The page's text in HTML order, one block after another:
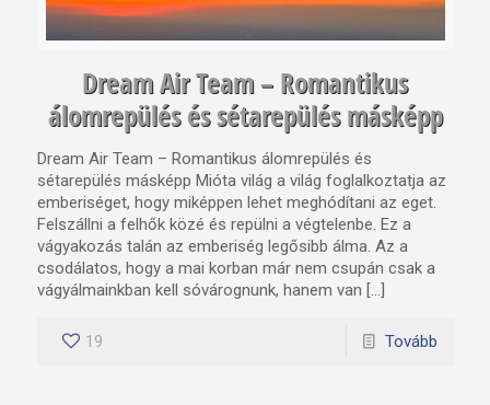
Dream Air Team – Romantikus
álomrepülés és sétarepülés másképp
Dream Air Team – Romantikus álomrepülés és
sétarepülés másképp Mióta világ a világ foglalkoztatja az
emberiséget, hogy miképpen lehet meghódítani az eget.
Felszállni a felhők közé és repülni a végtelenbe. Ez a
vágyakozás talán az emberiség legősibb álma. Az a
csodálatos, hogy a mai korban már nem csupán csak a
vágyálmainkban kell sóvárognunk, hanem van […]
19 Tovább